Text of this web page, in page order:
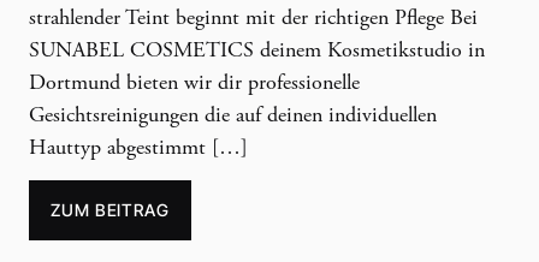
strahlender Teint beginnt mit der richtigen Pflege Bei
SUNABEL COSMETICS deinem Kosmetikstudio in
Dortmund bieten wir dir professionelle
Gesichtsreinigungen die auf deinen individuellen
Hauttyp abgestimmt […]
ZUM BEITRAG